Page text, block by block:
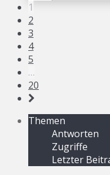
1
2
3
4
5
…
20
Themen
Antworten
Zugriffe
Letzter